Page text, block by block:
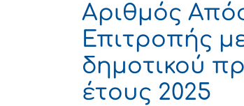
Αριθμός
Επιτροπής
δημοτικού
έτους 2025